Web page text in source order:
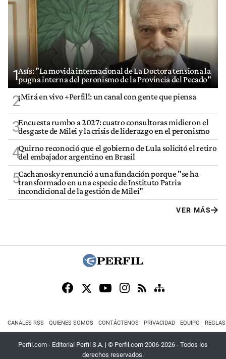
1Asís: "La movida internacional de La Doctora tensiona la
pugna interna del peronismo de la Provincia del Pecado"
2¡Mirá en vivo +Perfil!: un canal con gente que piensa
3Encuesta rumbo a 2027: cuatro consultoras midieron el
desgaste de Milei y la crisis de liderazgo en el peronismo
4Quirno reconoció que el gobierno de Lula solicitó el retiro
del embajador argentino en Brasil
5Cachanosky renunció a una fundación porque "se ha
transformado en una especie de Instituto Patria
incondicional de la gestión de Milei"
VER MÁS
CANALES RSS QUIENES SOMOS CONTÁCTENOS PRIVACIDAD EQUIPO
Perfil.com - Editorial Perfil S.A. | © Perfil.com 2006-2026 - Todos los
derechos reservados.